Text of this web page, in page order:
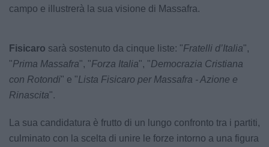
campo e illustrerà la sua visione di Massafra.
Fisicaro sarà sostenuto da cinque liste: "Fratelli d’Italia",
"Prima Massafra", "Forza Italia", "Democrazia Cristiana
con Rotondi" e "Lista Fisicaro per Massafra - Azione e
Rinascita".
La sua candidatura è frutto di un lungo confronto tra i partiti,
culminato con la scelta di unire le forze intorno a una figura